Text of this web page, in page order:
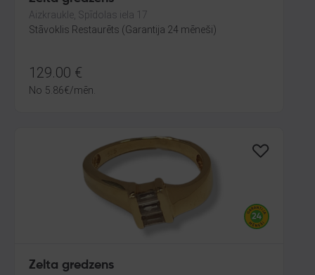
Aizkraukle, Spīdolas iela 17
Stāvoklis Restaurēts (Garantija 24 mēneši)
129.00 €
No 5.86€/mēn.
Zelta gredzens